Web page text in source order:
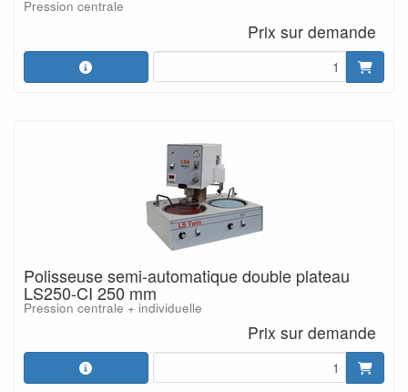
Pression centrale
Prix sur demande
Polisseuse semi-automatique double plateau
LS250-CI 250 mm
Pression centrale + individuelle
Prix sur demande